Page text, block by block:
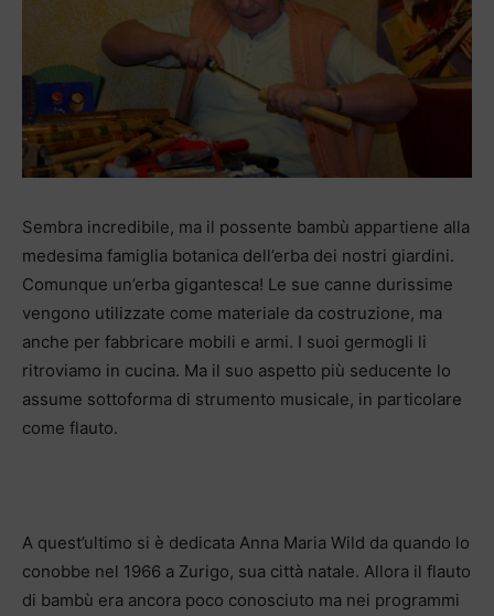
Sembra incredibile, ma il possente bambù appartiene alla
medesima famiglia botanica dell’erba dei nostri giardini.
Comunque un’erba gigantesca! Le sue canne durissime
vengono utilizzate come materiale da costruzione, ma
anche per fabbricare mobili e armi. I suoi germogli li
ritroviamo in cucina. Ma il suo aspetto più seducente lo
assume sottoforma di strumento musicale, in particolare
come flauto.
A quest’ultimo si è dedicata Anna Maria Wild da quando lo
conobbe nel 1966 a Zurigo, sua città natale. Allora il flauto
di bambù era ancora poco conosciuto ma nei programmi